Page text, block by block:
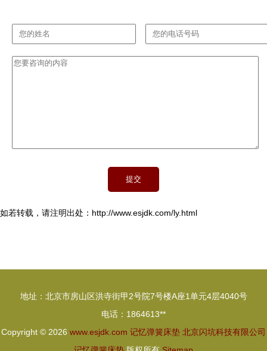
如若转载，请注明出处：http://www.esjdk.com/ly.html
地址：北京市房山区洪寺街甲2号院7号楼A座1单元4层4040号
电话：1864613**
Copyright © 2026 www.esjdk.com 记忆弹簧床垫 北京闪坑科技有限公司